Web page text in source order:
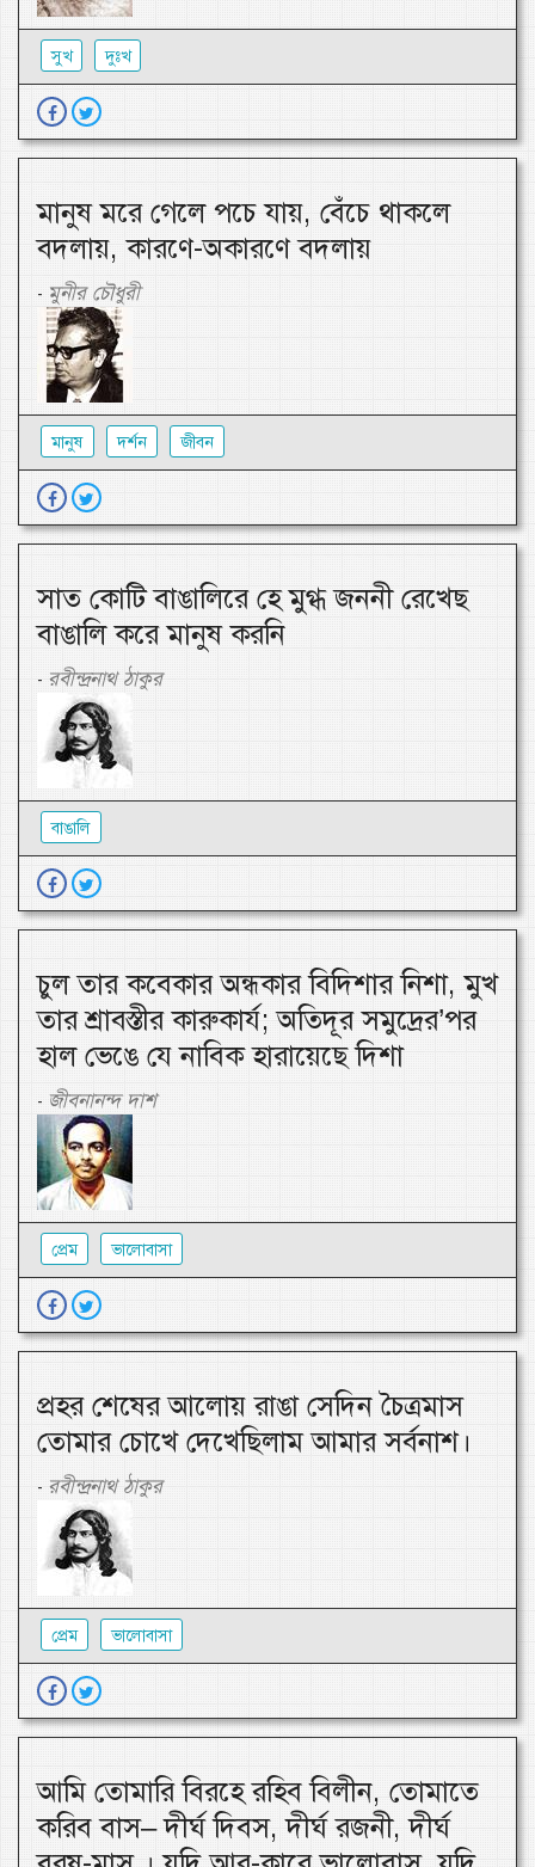
সুখ দুঃখ
মানুষ মরে গেলে পচে যায়, বেঁচে থাকলে
বদলায়, কারণে-অকারণে বদলায়
- মুনীর চৌধুরী
মানুষ দর্শন জীবন
সাত কোটি বাঙালিরে হে মুগ্ধ জননী রেখেছ
বাঙালি করে মানুষ করনি
- রবীন্দ্রনাথ ঠাকুর
বাঙালি
চুল তার কবেকার অন্ধকার বিদিশার নিশা, মুখ
তার শ্রাবস্তীর কারুকার্য; অতিদূর সমুদ্রের’পর
হাল ভেঙে যে নাবিক হারায়েছে দিশা
- জীবনানন্দ দাশ
প্রেম ভালোবাসা
প্রহর শেষের আলোয় রাঙা সেদিন চৈত্রমাস
তোমার চোখে দেখেছিলাম আমার সর্বনাশ।
- রবীন্দ্রনাথ ঠাকুর
প্রেম ভালোবাসা
আমি তোমারি বিরহে রহিব বিলীন, তোমাতে
করিব বাস– দীর্ঘ দিবস, দীর্ঘ রজনী, দীর্ঘ